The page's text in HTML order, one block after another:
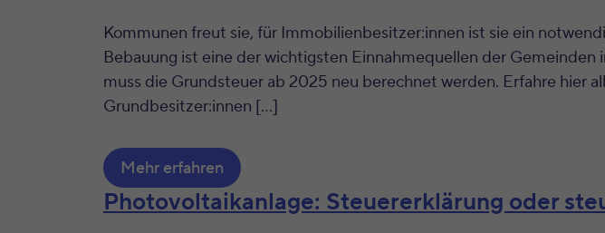
Kommunen freut sie, für Immobilienbesitzer:innen ist sie ein
Bebauung ist eine der wichtigsten Einnahmequellen der
muss die Grundsteuer ab 2025 neu berechnet werden. Erfahre hier
Grundbesitzer:innen […]
Mehr erfahren
Photovoltaikanlage: Steuererklärung oder